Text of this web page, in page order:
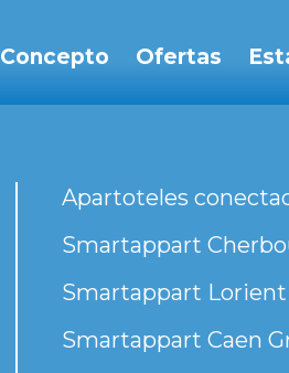
Concepto Ofertas
Apartoteles
Smartappart
Smartappart Lorient
Smartappart Caen